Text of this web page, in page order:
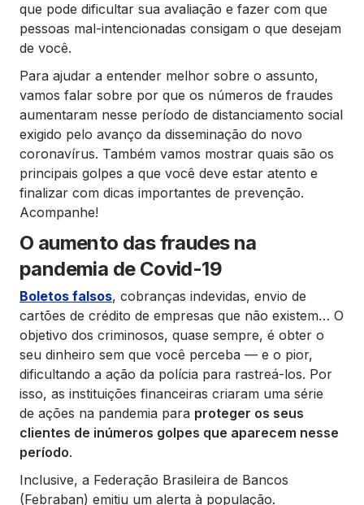
que pode dificultar sua avaliação e fazer com que
pessoas mal-intencionadas consigam o que desejam
de você.
Para ajudar a entender melhor sobre o assunto,
vamos falar sobre por que os números de fraudes
aumentaram nesse período de distanciamento social
exigido pelo avanço da disseminação do novo
coronavírus. Também vamos mostrar quais são os
principais golpes a que você deve estar atento e
finalizar com dicas importantes de prevenção.
Acompanhe!
O aumento das fraudes na
pandemia de Covid-19
Boletos falsos, cobranças indevidas, envio de
cartões de crédito de empresas que não existem… O
objetivo dos criminosos, quase sempre, é obter o
seu dinheiro sem que você perceba — e o pior,
dificultando a ação da polícia para rastreá-los. Por
isso, as instituições financeiras criaram uma série
de ações na pandemia para proteger os seus
clientes de inúmeros golpes que aparecem nesse
período.
Inclusive, a Federação Brasileira de Bancos
(Febraban) emitiu um alerta à população.